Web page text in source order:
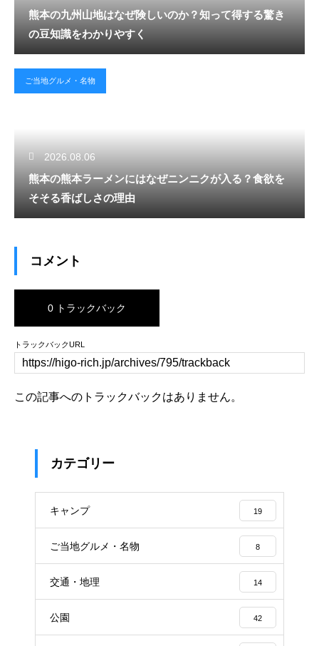
熊本の九州山地はなぜ険しいのか？知って得する驚き
の豆知識をわかりやすく
ご当地グルメ・名物
2026.08.06
熊本の熊本ラーメンにはなぜニンニクが入る？食欲を
そそる香ばしさの理由
コメント
0 トラックバック
トラックバックURL
この記事へのトラックバックはありません。
カテゴリー
キャンプ 19
ご当地グルメ・名物 8
交通・地理 14
公園 42